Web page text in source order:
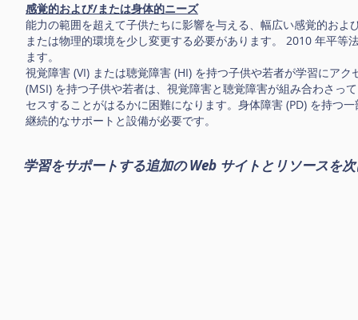
感覚的および/または身体的ニーズ
能力の範囲を超えて子供たちに影響を与える、幅広い感覚的お
または物理的環境を少し変更する必要があります。 2010 年平
ます。
視覚障害 (VI) または聴覚障害 (HI) を持つ子供や若者が学習にア
(MSI) を持つ子供や若者は、視覚障害と聴覚障害が組み合わさっ
セスすることがはるかに困難になります。身体障害 (PD) を持つ
継続的なサポートと設備が必要です。
学習をサポートする追加の Web サイトとリソースを